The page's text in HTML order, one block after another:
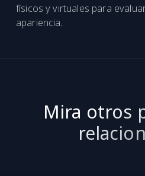
físicos y virtuales para
apariencia.
Mira otros